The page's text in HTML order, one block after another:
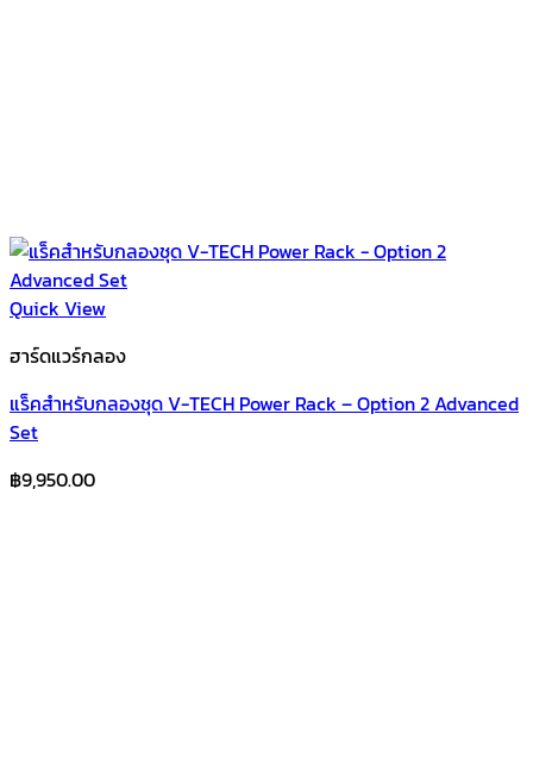
Quick View
ฮาร์ดแวร์กลอง
แร็คสำหรับกลองชุด V-TECH Power Rack – Option 2 Advanced
Set
฿9,950.00